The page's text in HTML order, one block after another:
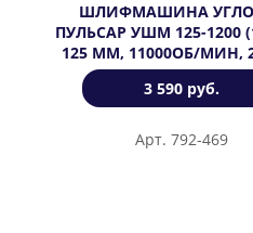
ШЛИФМАШИНА
ПУЛЬСАР УШМ 125-1200
125 ММ, 11000ОБ/МИН,
3 590 руб.
Арт. 792-469